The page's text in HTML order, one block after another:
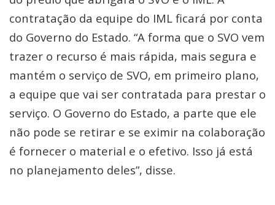
contratação da equipe do IML ficará por conta
do Governo do Estado. “A forma que o SVO vem
trazer o recurso é mais rápida, mais segura e
mantém o serviço de SVO, em primeiro plano,
a equipe que vai ser contratada para prestar o
serviço. O Governo do Estado, a parte que ele
não pode se retirar e se eximir na colaboração
é fornecer o material e o efetivo. Isso já está
no planejamento deles”, disse.